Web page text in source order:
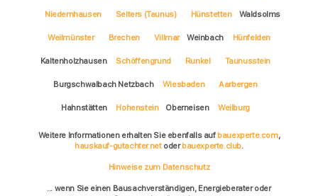
Niedernhausen Selters (Taunus) Hünstetten Waldsolms
Weilmünster Brechen Villmar Weinbach Hünfelden
Kaltenholzhausen Schöffengrund Runkel Taunusstein
Burgschwalbach Netzbach Wiesbaden Aarbergen
Hahnstätten Hohenstein Oberneisen Weilburg
Weitere Informationen erhalten Sie ebenfalls auf bauexperte.com,
hauskauf-gutachter.netoderbauexperte.club.
Hinweise zum Datenschutz
... wenn Sie einen Bausachverständigen, Energieberater oder